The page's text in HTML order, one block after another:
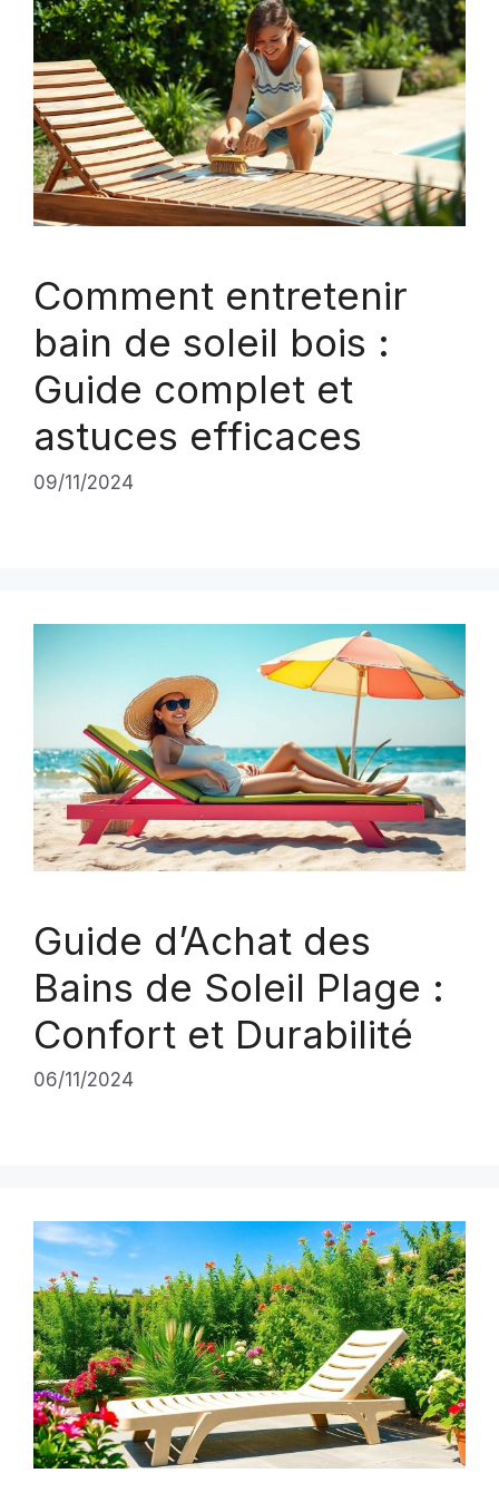
Comment entretenir
bain de soleil bois :
Guide complet et
astuces efficaces
09/11/2024
Guide d’Achat des
Bains de Soleil Plage :
Confort et Durabilité
06/11/2024